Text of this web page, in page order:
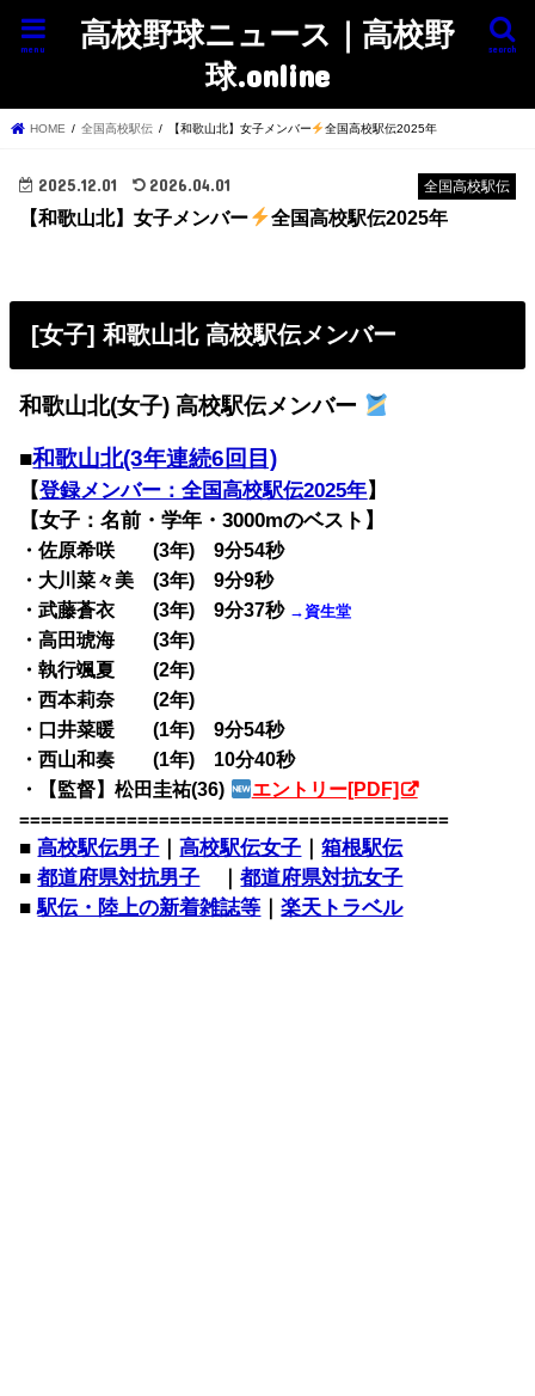
高校野球ニュース｜高校野
球.online
search
menu
HOME 全国高校駅伝 【和歌山北】女子メンバー 全国高校駅伝2025年
全国高校駅伝
2025.12.01 2026.04.01
【和歌山北】女子メンバー 全国高校駅伝2025年
[女子] 和歌山北 高校駅伝メンバー
和歌山北(女子) 高校駅伝メンバー
■和歌山北(3年連続6回目)
【登録メンバー：全国高校駅伝2025年】
【女子：名前・学年・3000mのベスト】
・佐原希咲 (3年) 9分54秒
・大川菜々美 (3年) 9分9秒
・武藤蒼衣 (3年) 9分37秒 →資生堂
・高田琥海 (3年)
・執行颯夏 (2年)
・西本莉奈 (2年)
・口井菜暖 (1年) 9分54秒
・西山和奏 (1年) 10分40秒
・【監督】松田圭祐(36)
エントリー[PDF]
========================================
■高校駅伝男子 ｜高校駅伝女子 ｜箱根駅伝
■都道府県対抗男子 ｜都道府県対抗女子
■駅伝・陸上の新着雑誌等 ｜楽天トラベル